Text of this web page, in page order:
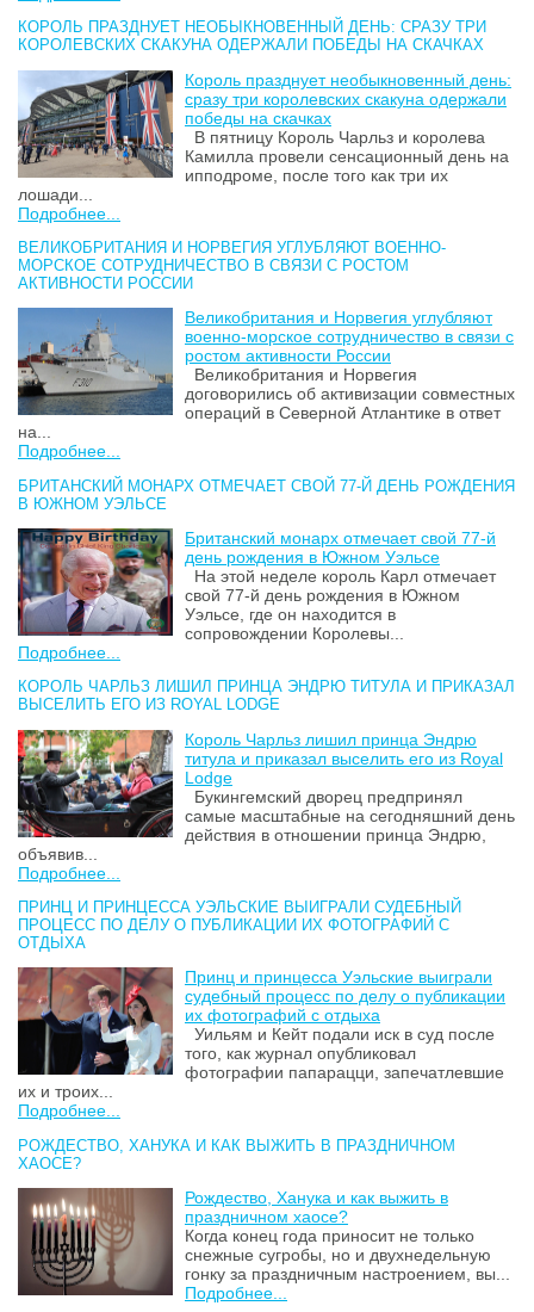
КОРОЛЬ ПРАЗДНУЕТ НЕОБЫКНОВЕННЫЙ ДЕНЬ: СРАЗУ ТРИ
КОРОЛЕВСКИХ СКАКУНА ОДЕРЖАЛИ ПОБЕДЫ НА СКАЧКАХ
Король празднует необыкновенный день:
сразу три королевских скакуна одержали
победы на скачках
В пятницу Король Чарльз и королева
Камилла провели сенсационный день на
ипподроме, после того как три их
лошади...
Подробнее...
ВЕЛИКОБРИТАНИЯ И НОРВЕГИЯ УГЛУБЛЯЮТ ВОЕННО-
МОРСКОЕ СОТРУДНИЧЕСТВО В СВЯЗИ С РОСТОМ
АКТИВНОСТИ РОССИИ
Великобритания и Норвегия углубляют
военно-морское сотрудничество в связи с
ростом активности России
Великобритания и Норвегия
договорились об активизации совместных
операций в Северной Атлантике в ответ
на...
Подробнее...
БРИТАНСКИЙ МОНАРХ ОТМЕЧАЕТ СВОЙ 77-Й ДЕНЬ РОЖДЕНИЯ
В ЮЖНОМ УЭЛЬСЕ
Британский монарх отмечает свой 77-й
день рождения в Южном Уэльсе
На этой неделе король Карл отмечает
свой 77-й день рождения в Южном
Уэльсе, где он находится в
сопровождении Королевы...
Подробнее...
КОРОЛЬ ЧАРЛЬЗ ЛИШИЛ ПРИНЦА ЭНДРЮ ТИТУЛА И ПРИКАЗАЛ
ВЫСЕЛИТЬ ЕГО ИЗ ROYAL LODGE
Король Чарльз лишил принца Эндрю
титула и приказал выселить его из Royal
Lodge
Букингемский дворец предпринял
самые масштабные на сегодняшний день
действия в отношении принца Эндрю,
объявив...
Подробнее...
ПРИНЦ И ПРИНЦЕССА УЭЛЬСКИЕ ВЫИГРАЛИ СУДЕБНЫЙ
ПРОЦЕСС ПО ДЕЛУ О ПУБЛИКАЦИИ ИХ ФОТОГРАФИЙ С
ОТДЫХА
Принц и принцесса Уэльские выиграли
судебный процесс по делу о публикации
их фотографий с отдыха
Уильям и Кейт подали иск в суд после
того, как журнал опубликовал
фотографии папарацци, запечатлевшие
их и троих...
Подробнее...
РОЖДЕСТВО, ХАНУКА И КАК ВЫЖИТЬ В ПРАЗДНИЧНОМ
ХАОСЕ?
Рождество, Ханука и как выжить в
праздничном хаосе?
Когда конец года приносит не только
снежные сугробы, но и двухнедельную
гонку за праздничным настроением, вы...
Подробнее...